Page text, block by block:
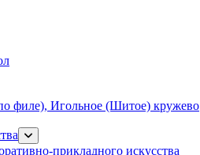
филе), Игольное (Шитое) кружево
прикладного искусства